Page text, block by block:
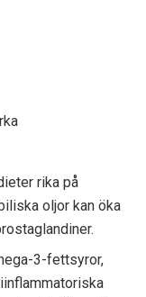
rika på
oljor kan öka
3-fettsyror,